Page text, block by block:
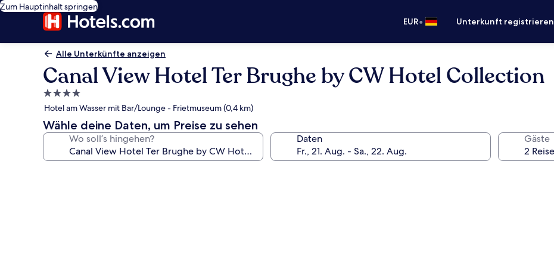
Zum Hauptinhalt springen
EUR• Unterkunft registrieren
Alle Unterkünfte anzeigen
Canal View Hotel Ter Brughe by CW Hotel Collection
4.0-
Sterne-
Unterkunft
Hotel am Wasser mit Bar/Lounge - Frietmuseum (0,4 km)
Wähle deine Daten, um Preise zu sehen
Wo soll’s hingehen? Daten Gäste